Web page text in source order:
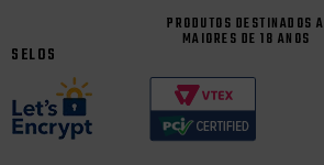
PRODUTOS DESTINADOS A
MAIORES DE 18 ANOS
SELOS